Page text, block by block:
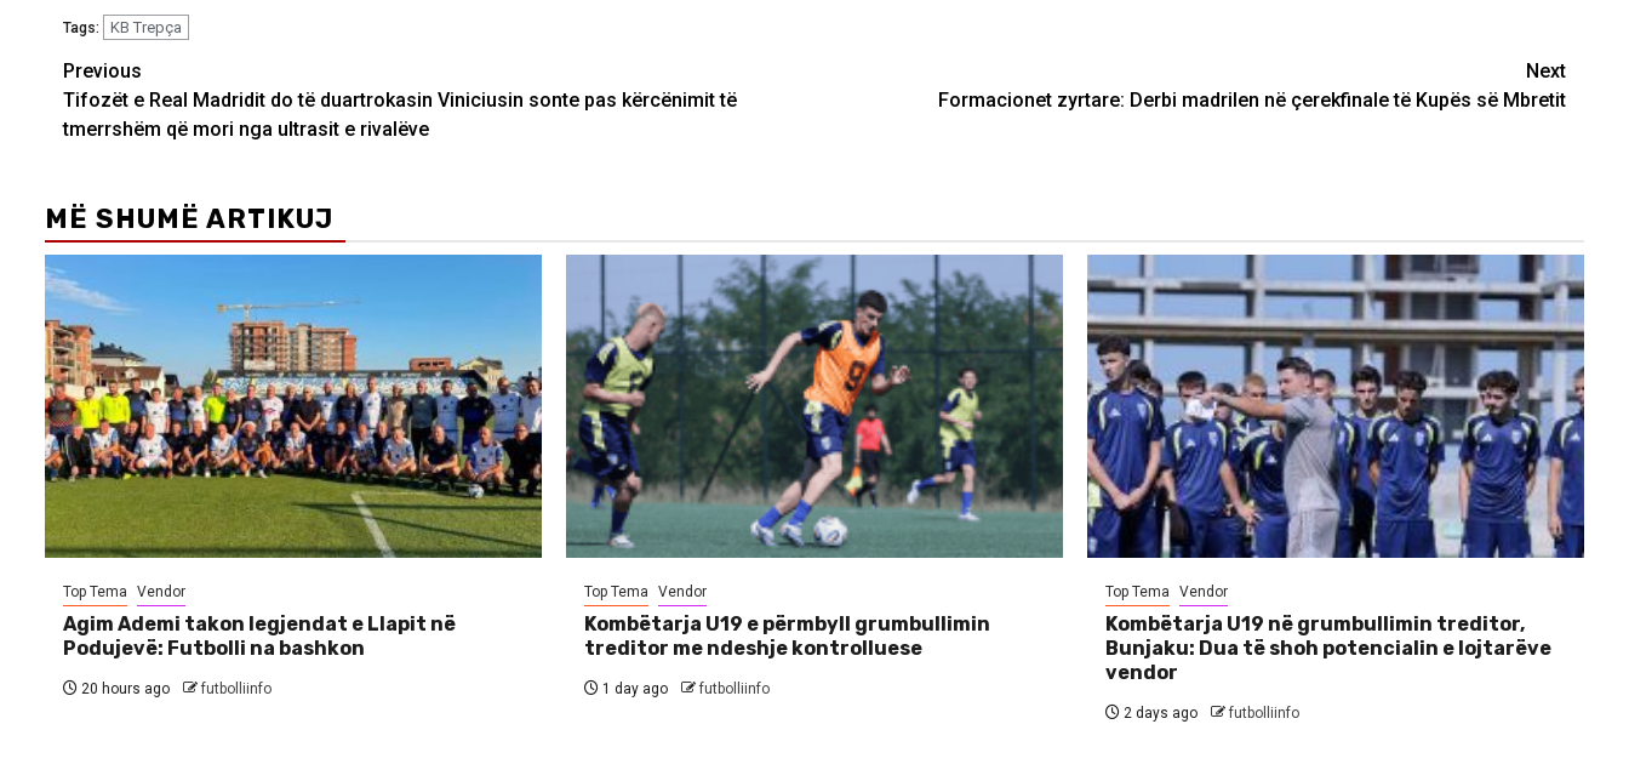
Tags: KB Trepça
Post
navigation
Previous
Tifozët e Real Madridit do të duartrokasin Viniciusin sonte pas kërcënimit të
tmerrshëm që mori nga ultrasit e rivalëve
Next
Formacionet zyrtare: Derbi madrilen në çerekfinale të Kupës së Mbretit
MË SHUMË ARTIKUJ
Top Tema Vendor
Agim Ademi takon legjendat e Llapit në
Podujevë: Futbolli na bashkon
20 hours ago futbolliinfo
Top Tema Vendor
Kombëtarja U19 e përmbyll grumbullimin
treditor me ndeshje kontrolluese
1 day ago futbolliinfo
Top Tema Vendor
Kombëtarja U19 në grumbullimin treditor,
Bunjaku: Dua të shoh potencialin e lojtarëve
vendor
2 days ago futbolliinfo